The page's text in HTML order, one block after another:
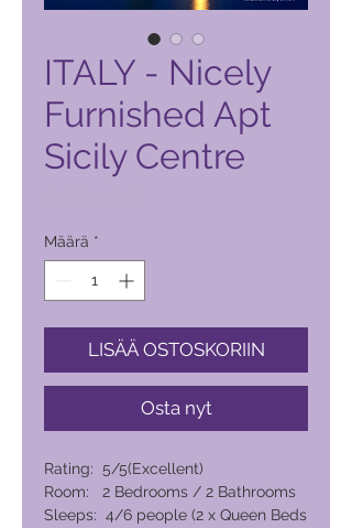
ITALY - Nicely
Furnished Apt
Sicily Centre
Määrä *
LISÄÄ OSTOSKORIIN
Osta nyt
Rating: 5/5(Excellent)
Room: 2 Bedrooms / 2 Bathrooms
Sleeps: 4/6 people (2 x Queen Beds